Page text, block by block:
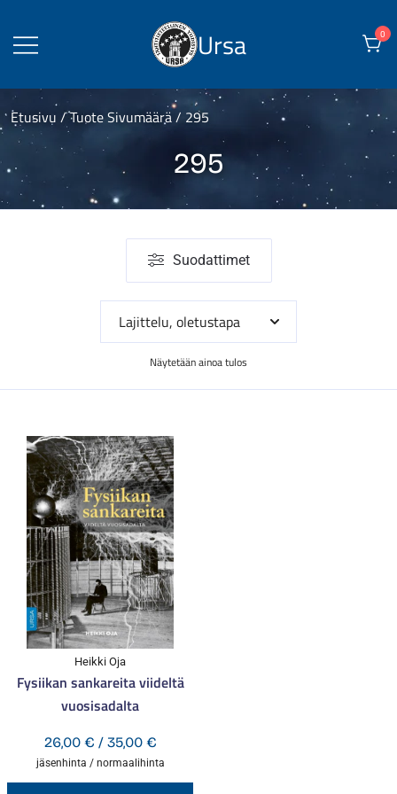
content
Ursa 0
Etusivu / Tuote Sivumäärä / 295
295
Näytetään ainoa tulos
Heikki Oja
Fysiikan sankareita viideltä
vuosisadalta
26,00 € / 35,00 €Hintaluokka:
26,00 €
-
jäsenhinta / normaalihinta
Suodattimet